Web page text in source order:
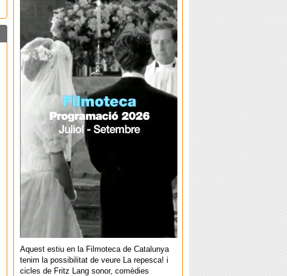
Aquest estiu en la Filmoteca de Catalunya
tenim la possibilitat de veure La repesca! i
cicles de Fritz Lang sonor, comèdies